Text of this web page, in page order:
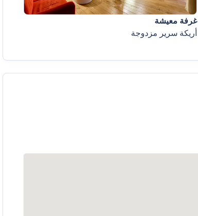
غرفة معيشة
أريكة سرير مزدوجة